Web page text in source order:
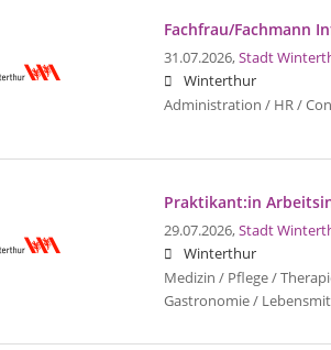
Fachfrau/Fachmann
31.07.2026,Stadt
Winterthur
Administration / HR /
Praktikant:in
29.07.2026,Stadt
Winterthur
Medizin / Pflege /
Gastronomie /